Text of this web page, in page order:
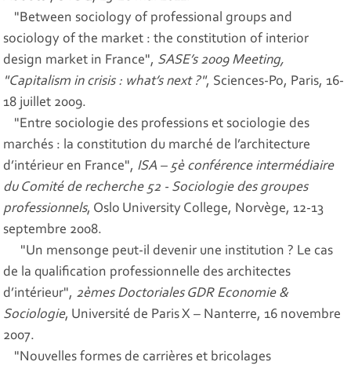
"Between sociology of professional groups and
sociology of the market : the constitution of interior
design market in France", SASE’s 2009 Meeting,
"Capitalism in crisis : what’s next ?", Sciences-Po, Paris, 16-
18 juillet 2009.
"Entre sociologie des professions et sociologie des
marchés : la constitution du marché de l’architecture
d’intérieur en France", ISA – 5è conférence intermédiaire
du Comité de recherche 52 - Sociologie des groupes
professionnels, Oslo University College, Norvège, 12-13
septembre 2008.
"Un mensonge peut-il devenir une institution ? Le cas
de la qualification professionnelle des architectes
d’intérieur", 2èmes Doctoriales GDR Economie &
Sociologie, Université de Paris X – Nanterre, 16 novembre
2007.
"Nouvelles formes de carrières et bricolages